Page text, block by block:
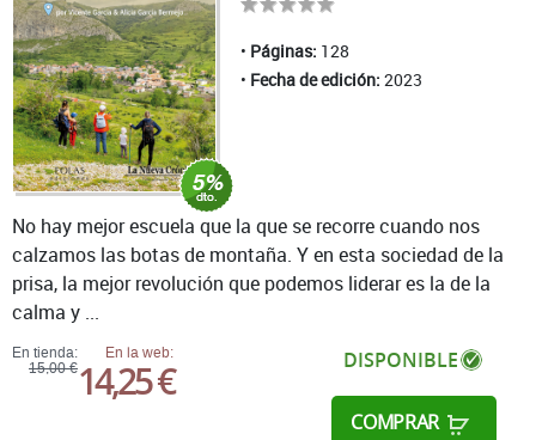
Páginas: 128
Fecha de edición: 2023
En tienda:
15,00 €
En la web:
14,25 € DISPONIBLE
COMPRAR
No hay mejor escuela que la que se recorre cuando nos
calzamos las botas de montaña. Y en esta sociedad de la
prisa, la mejor revolución que podemos liderar es la de la
calma y ...